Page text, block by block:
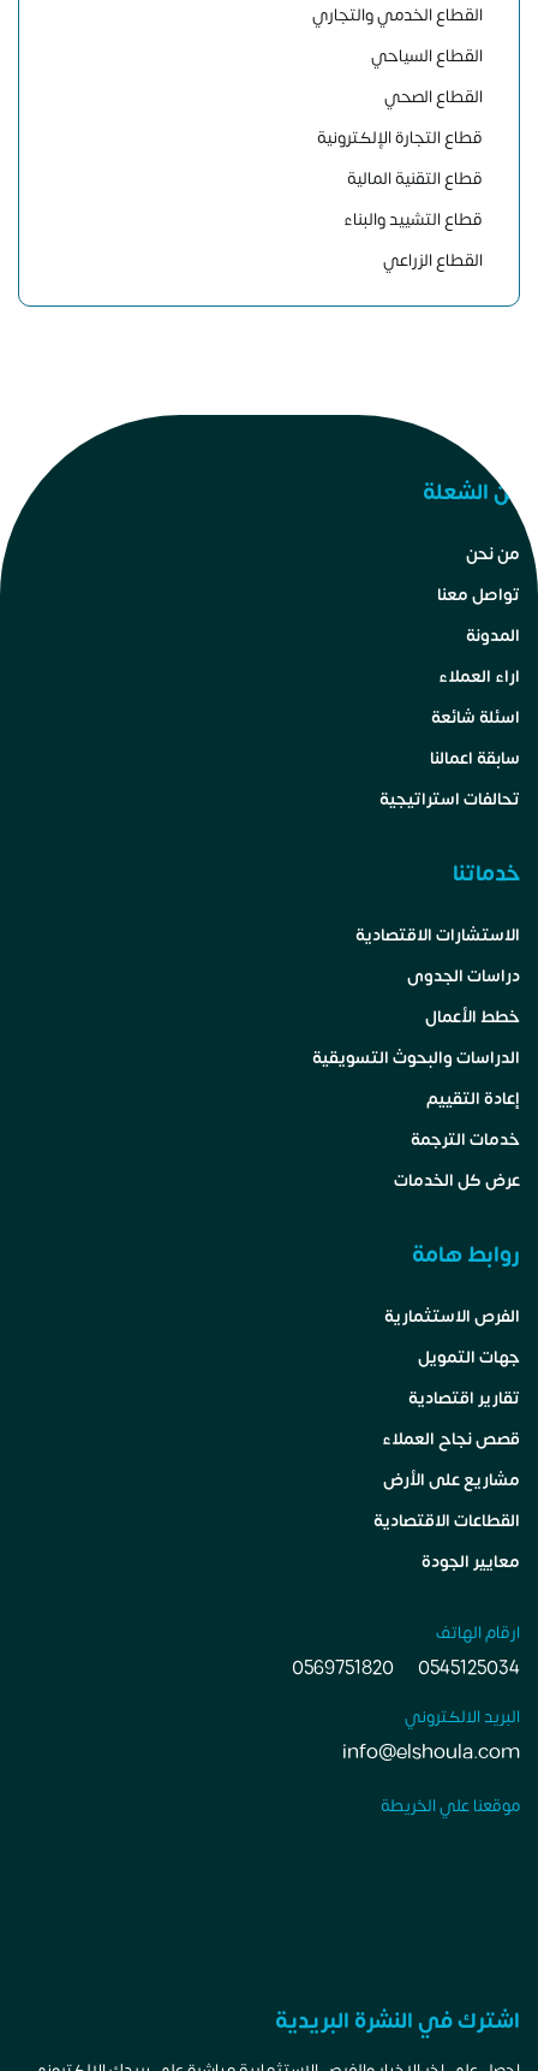
القطاع الخدمي والتجاري
القطاع السياحي
القطاع الصحي
قطاع التجارة الإلكترونية
قطاع التقنية المالية
قطاع التشييد والبناء
القطاع الزراعي
عن الشعلة
من نحن
تواصل معنا
المدونة
اراء العملاء
اسئلة شائعة
سابقة اعمالنا
تحالفات استراتيجية
خدماتنا
الاستشارات الاقتصادية
دراسات الجدوى
خطط الأعمال
الدراسات والبحوث التسويقية
إعادة التقييم
خدمات الترجمة
عرض كل الخدمات
روابط هامة
الفرص الاستثمارية
جهات التمويل
تقارير اقتصادية
قصص نجاح العملاء
مشاريع على الأرض
القطاعات الاقتصادية
معايير الجودة
ارقام الهاتف
0545125034
0569751820
البريد الالكتروني
info@elshoula.com
موقعنا علي الخريطة
اشترك في النشرة البريدية